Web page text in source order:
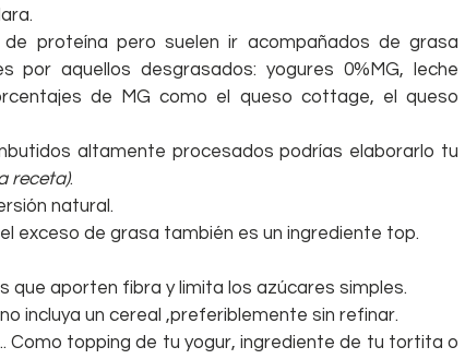
proteína pero suelen ir acompañados de grasa
por aquellos desgrasados: yogures 0%MG, leche
de MG como el queso cottage, el queso
altamente procesados podrías elaborarlo tu
receta).
natural.
exceso de grasa también es un ingrediente top.
que aporten fibra y limita los azúcares simples.
incluya un cereal ,preferiblemente sin refinar.
Como topping de tu yogur, ingrediente de tu tortita o